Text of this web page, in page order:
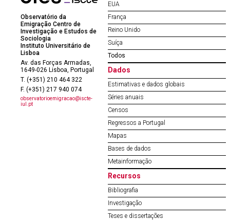
Observatório da
Emigração Centro de
Investigação e Estudos de
Sociologia
Instituto Universitário de
Lisboa
Av. das Forças Armadas,
1649-026 Lisboa, Portugal
T. (+351) 210 464 322
F. (+351) 217 940 074
observatorioemigracao@iscte-
iul.pt
EUA
França
Reino Unido
Suíça
Todos
Dados
Estimativas e dados globais
Séries anuais
Censos
Regressos a Portugal
Mapas
Bases de dados
Metainformação
Recursos
Bibliografia
Investigação
Teses e dissertações